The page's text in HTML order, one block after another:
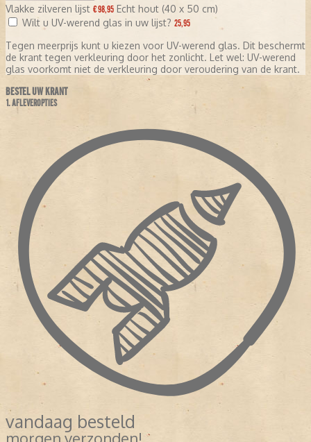
Vlakke zilveren lijst € 98,95 Echt hout (40 x 50 cm)
Wilt u UV-werend glas in uw lijst? 25,95
Tegen meerprijs kunt u kiezen voor UV-werend glas. Dit beschermt
de krant tegen verkleuring door het zonlicht. Let wel: UV-werend
glas voorkomt niet de verkleuring door veroudering van de krant.
BESTEL UW KRANT
1. AFLEVEROPTIES
vandaag besteld
morgen verzonden!